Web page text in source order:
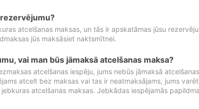
atcelšanas maksas, un tās ir apskatāmas jūsu
jūs maksāsiet naktsmītnei.
vai man būs jāmaksā atcelšanas maksa?
atcelšanas iespēju, jums nebūs jāmaksā
atcelt bez maksas vai tas ir neatmaksājams, jums
atcelšanas maksas. Jebkādas iespējamās